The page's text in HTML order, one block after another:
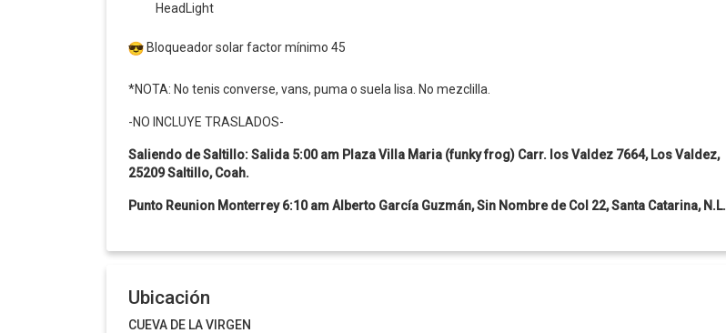
HeadLight
Bloqueador solar factor mínimo 45
*NOTA: No tenis converse, vans, puma o suela lisa. No mezclilla.
-NO INCLUYE TRASLADOS-
Saliendo de Saltillo: Salida 5:00 am Plaza Villa Maria (funky frog) Carr. los Valdez 7664, Los Valdez,
25209 Saltillo, Coah.
Punto Reunion Monterrey 6:10 am Alberto García Guzmán, Sin Nombre de Col 22, Santa Catarina, N.L.
Ubicación
CUEVA DE LA VIRGEN